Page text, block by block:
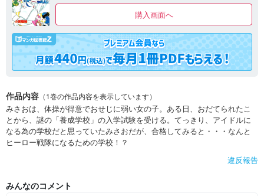
購入画面へ
作品内容 （1巻の作品内容を表示しています）
みさおは、体操が得意でおせじに弱い女の子。ある日、おだてられたこ
とから、謎の「養成学校」の入学試験を受ける。てっきり、アイドルに
なる為の学校だと思っていたみさおだが、合格してみると・・・なんと
ヒーロー戦隊になるための学校！？
違反報告
みんなのコメント